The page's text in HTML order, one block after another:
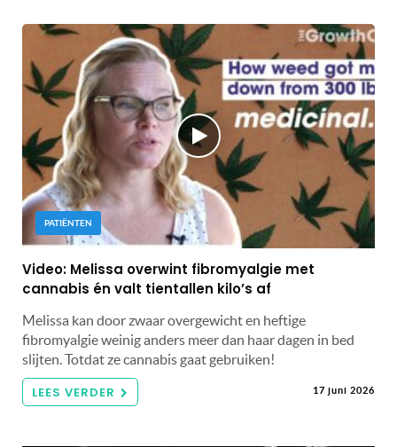
PATIËNTEN
Video: Melissa overwint fibromyalgie met
cannabis én valt tientallen kilo’s af
Melissa kan door zwaar overgewicht en heftige
fibromyalgie weinig anders meer dan haar dagen in bed
slijten. Totdat ze cannabis gaat gebruiken!
LEES VERDER 17 juni 2026